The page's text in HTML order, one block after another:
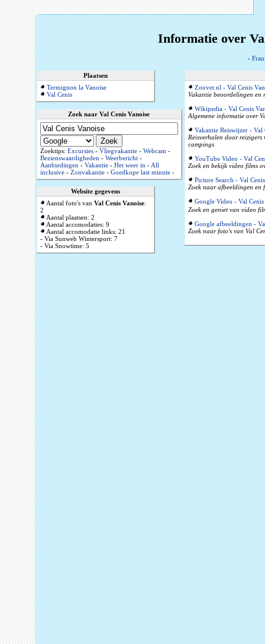
Informatie over
-
Plaatsen
Termignon la Vanoise
Val Cenis
Zoek naar Val Cenis Vanoise
Zoektips: Excursies- Vliegvakantie- Webcam-
Bezienswaardigheden- Weerbericht-
Aanbiedingen- Vakantie- Het weer in-All
inclusive- Zonvakantie- Goedkope last minute-
Website gegevens
Aantal foto's van Val Cenis Vanoise:
2
Aantal plaatsen: 2
Aantal accomodaties: 9
Aantal accomodatie links: 21
- Via Sunweb Wintersport: 7
- Via Snowtime: 5
Zoover.nl - Val Cenis
Vakantie beoordelingen en
Wikipedia - Val Cenis
Algemene informatie over
Vakantie Reiswijzer - Val
Reisverhalen door reizigers
campings
YouTube Video - Val
Zoek en bekijk video films
Picture Search - Val
Zoek naar afbeeldingen en
Google Video - Val Cenis
Zoek en geniet van video
Google afbeeldingen -
Zoek naar foto's van Val